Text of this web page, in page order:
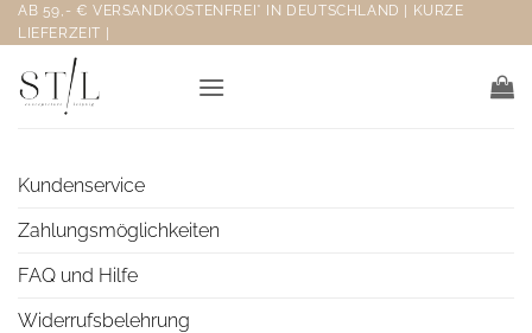
Zum
Inhalt
springen
AB 59,- € VERSANDKOSTENFREI* IN DEUTSCHLAND | KURZE
LIEFERZEIT |
Kundenservice
Zahlungsmöglichkeiten
FAQ und Hilfe
Widerrufsbelehrung